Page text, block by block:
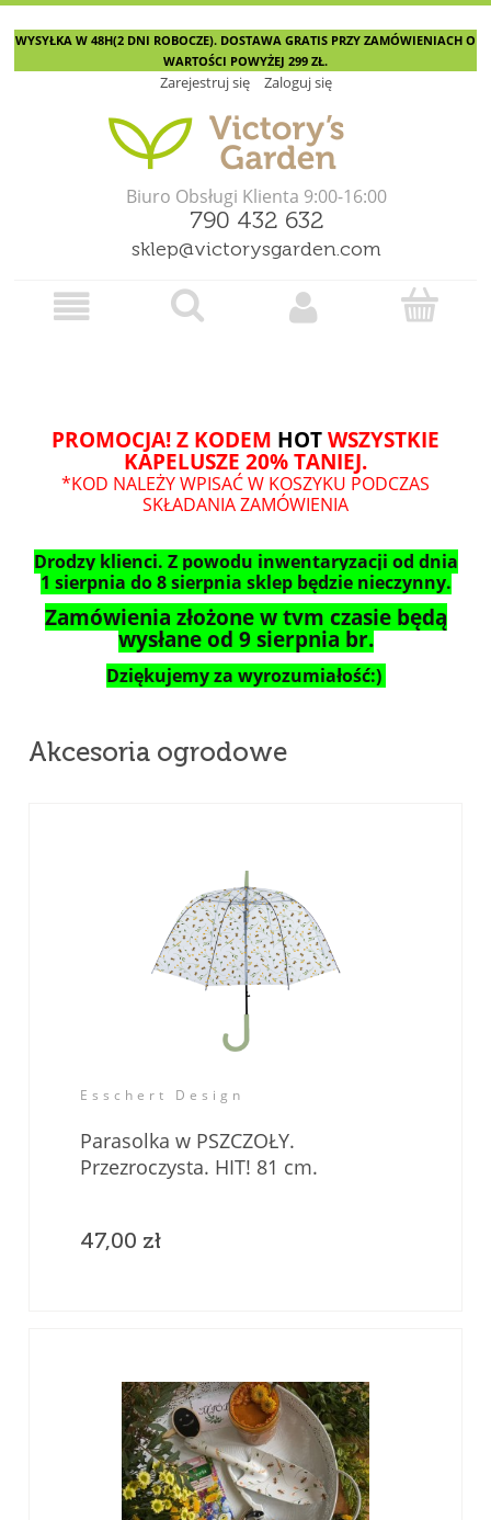
WYSYŁKA W 48H(2 DNI ROBOCZE). DOSTAWA GRATIS PRZY ZAMÓWIENIACH O
WARTOŚCI POWYŻEJ 299 ZŁ.
Zarejestruj się Zaloguj się
Biuro Obsługi Klienta 9:00-16:00
790 432 632
sklep@victorysgarden.com
PROMOCJA! Z KODEM HOT WSZYSTKIE
KAPELUSZE 20% TANIEJ.
*KOD NALEŻY WPISAĆ W KOSZYKU PODCZAS
SKŁADANIA ZAMÓWIENIA
Drodzy klienci. Z powodu inwentaryzacji od dnia
1 sierpnia do 8 sierpnia sklep będzie nieczynny.
Zamówienia złożone w tym czasie będą
wysłane od 9 sierpnia br.
Dziękujemy za wyrozumiałość:)
Akcesoria ogrodowe
Esschert Design
Parasolka w PSZCZOŁY.
Przezroczysta. HIT! 81 cm.
47,00 zł